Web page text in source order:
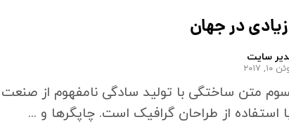
در جهان
سایت
۲۰۱۷
متن ساختگی با تولید سادگی نامفهوم از صنعت
استفاده از طراحان گرافیک است. چاپگرها و ...